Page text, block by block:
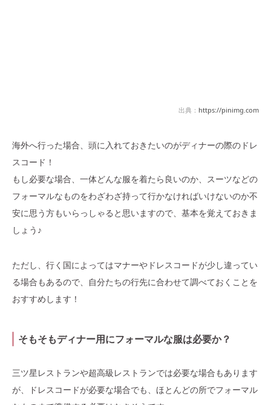
出典： https://pinimg.com
海外へ行った場合、頭に入れておきたいのがディナーの際のドレ
スコード！
もし必要な場合、一体どんな服を着たら良いのか、スーツなどの
フォーマルなものをわざわざ持って行かなければいけないのか不
安に思う方もいらっしゃると思いますので、基本を覚えておきま
しょう♪
ただし、行く国によってはマナーやドレスコードが少し違ってい
る場合もあるので、自分たちの行先に合わせて調べておくことを
おすすめします！
そもそもディナー用にフォーマルな服は必要か？
三ツ星レストランや超高級レストランでは必要な場合もあります
が、ドレスコードが必要な場合でも、ほとんどの所でフォーマル